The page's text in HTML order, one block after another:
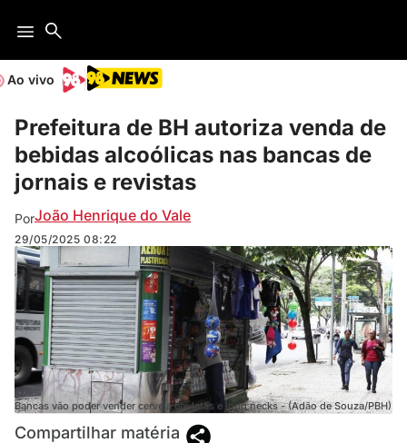
Ao vivo
Prefeitura de BH autoriza venda de
bebidas alcoólicas nas bancas de
jornais e revistas
PorJoão Henrique do Vale
29/05/2025 08:22
Bancas vão poder vender cerveja em latas e long necks - (Adão de Souza/PBH)
Compartilhar matéria